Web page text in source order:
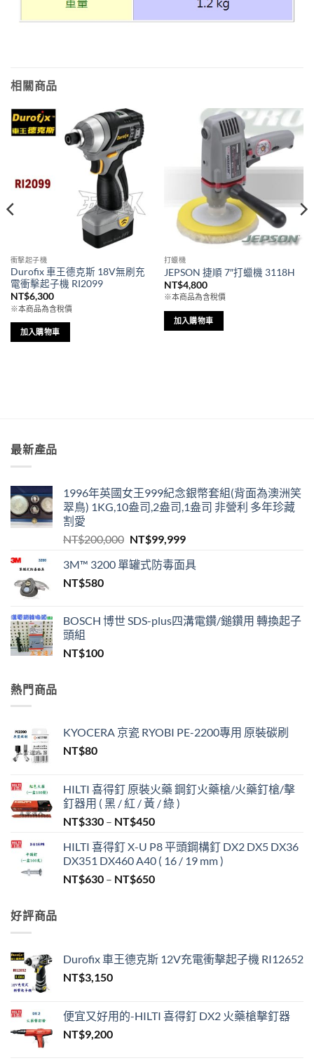
相關商品
衝擊起子機
Durofix 車王德克斯 18V無刷充
電衝擊起子機 RI2099
NT$6,300
※本商品為含稅價
加入購物車
打蠟機
JEPSON 捷順 7″打蠟機 3118H
NT$4,800
※本商品為含稅價
加入購物車
最新產品
1996年英國女王999紀念銀幣套組(背面為澳洲笑
翠鳥) 1KG,10盎司,2盎司,1盎司 非營利 多年珍藏
割愛
NT$200,000 原
價
NT$99,999目
價
3M™ 3200 單罐式防毒面具
NT$580
BOSCH 博世 SDS-plus四溝電鑽/鎚鑽用 轉換起子
頭組
NT$100
熱門商品
KYOCERA 京瓷 RYOBI PE-2200專用 原裝碳刷
NT$80
HILTI 喜得釘 原裝火藥 鋼釘火藥槍/火藥釘槍/擊
釘器用 ( 黑 / 紅 / 黃 / 綠 )
NT$330 – NT$450價
範
圍：
NT$330
HILTI 喜得釘 X-U P8 平頭鋼構釘 DX2 DX5 DX36
DX351 DX460 A40 ( 16 / 19 mm )
NT$630 – NT$650價
到
NT$650
好評商品
Durofix 車王德克斯 12V充電衝擊起子機 RI12652
NT$3,150
便宜又好用的-HILTI 喜得釘 DX2 火藥槍擊釘器
NT$9,200